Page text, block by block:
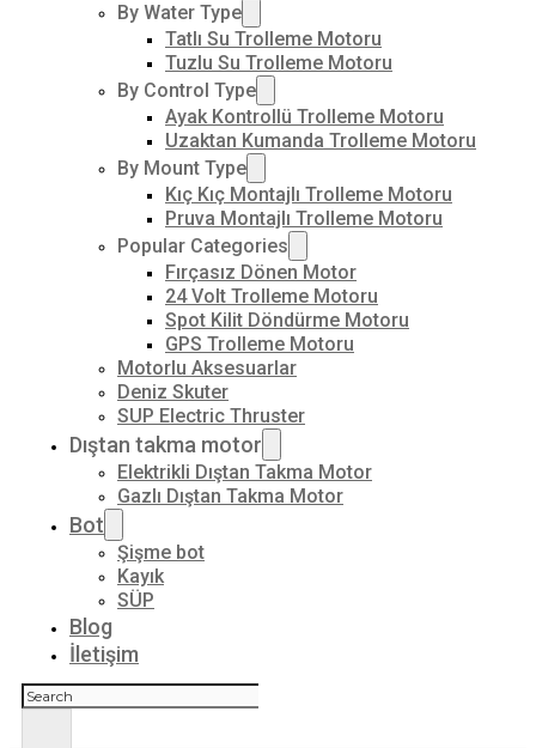
By Water Type
Tatlı Su Trolleme Motoru
Tuzlu Su Trolleme Motoru
By Control Type
Ayak Kontrollü Trolleme Motoru
Uzaktan Kumanda Trolleme Motoru
By Mount Type
Kıç Kıç Montajlı Trolleme Motoru
Pruva Montajlı Trolleme Motoru
Popular Categories
Fırçasız Dönen Motor
24 Volt Trolleme Motoru
Spot Kilit Döndürme Motoru
GPS Trolleme Motoru
Motorlu Aksesuarlar
Deniz Skuter
SUP Electric Thruster
Dıştan takma motor
Elektrikli Dıştan Takma Motor
Gazlı Dıştan Takma Motor
Bot
Şişme bot
Kayık
SÜP
Blog
İletişim
Ara